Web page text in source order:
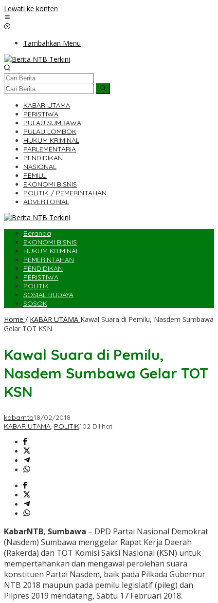
Lewati ke konten
Tambahkan Menu
KABAR UTAMA
PERISTIWA
PULAU SUMBAWA
PULAU LOMBOK
HUKUM KRIMINAL
PARLEMENTARIA
PENDIDIKAN
NASIONAL
PEMILU
EKONOMI BISNIS
POLITIK / PEMERINTAHAN
ADVERTORIAL
Beranda
EKONOMI BISNIS
HUKUM KRIMINAL
PEMERINTAHAN
PENDIDIKAN
PERISTIWA
POLITIK
SOSIAL BUDAYA
SOSOK
Home / KABAR UTAMA Kawal Suara di Pemilu, Nasdem Sumbawa
Gelar TOT KSN
Kawal Suara di Pemilu,
Nasdem Sumbawa Gelar TOT
KSN
kabarntb18/02/2018
KABAR UTAMA, POLITIK102 Dilihat
KabarNTB, Sumbawa – DPD Partai Nasional Demokrat
(Nasdem) Sumbawa menggelar Rapat Kerja Daerah
(Rakerda) dan TOT Komisi Saksi Nasional (KSN) untuk
mempertahankan dan mengawal perolehan suara
konstituen Partai Nasdem, baik pada Pilkada Gubernur
NTB 2018 maupun pada pemilu legislatif (pileg) dan
Pilpres 2019 mendatang, Sabtu 17 Februari 2018.